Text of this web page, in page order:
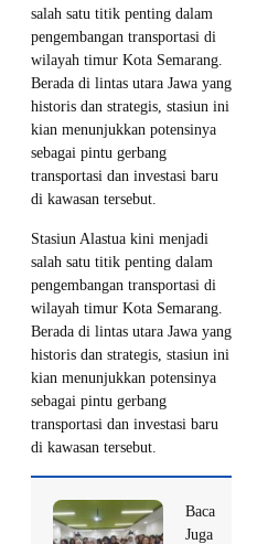
salah satu titik penting dalam
pengembangan transportasi di
wilayah timur Kota Semarang.
Berada di lintas utara Jawa yang
historis dan strategis, stasiun ini
kian menunjukkan potensinya
sebagai pintu gerbang
transportasi dan investasi baru
di kawasan tersebut.
Stasiun Alastua kini menjadi
salah satu titik penting dalam
pengembangan transportasi di
wilayah timur Kota Semarang.
Berada di lintas utara Jawa yang
historis dan strategis, stasiun ini
kian menunjukkan potensinya
sebagai pintu gerbang
transportasi dan investasi baru
di kawasan tersebut.
Baca
Juga